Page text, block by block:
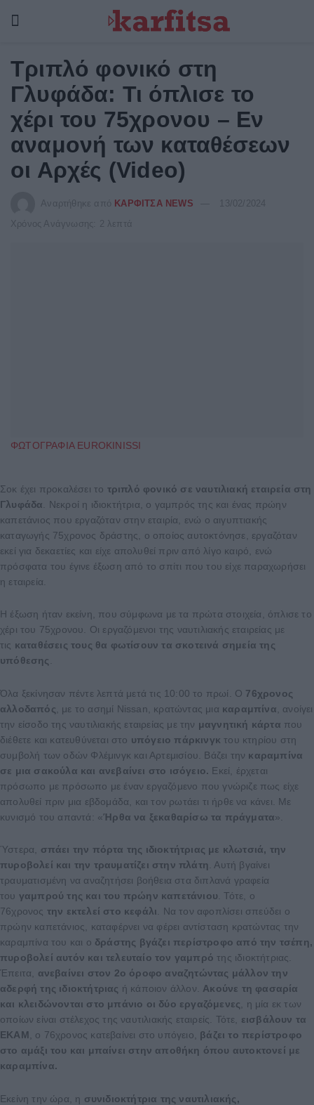
Τριπλό φονικό στη
Γλυφάδα: Τι όπλισε το
χέρι του 75χρονου – Εν
αναμονή των καταθέσεων
οι Αρχές (Video)
Αναρτήθηκε από ΚΑΡΦΙΤΣΑ NEWS
13/02/2024
Χρόνος Ανάγνωσης: 2 λεπτά
ΦΩΤΟΓΡΑΦΙΑ EUROKINISSI
Σοκ έχει προκαλέσει το τριπλό φονικό σε ναυτιλιακή εταιρεία στη
Γλυφάδα . Νεκροί η ιδιοκτήτρια, ο γαμπρός της και ένας πρώην
καπετάνιος που εργαζόταν στην εταιρία, ενώ ο αιγυπτιακής
καταγωγής 75χρονος δράστης, ο οποίος αυτοκτόνησε, εργαζόταν
εκεί για δεκαετίες και είχε απολυθεί πριν από λίγο καιρό, ενώ
πρόσφατα του έγινε έξωση από το σπίτι που του είχε παραχωρήσει
η εταιρεία.
Η έξωση ήταν εκείνη, που σύμφωνα με τα πρώτα στοιχεία, όπλισε το
χέρι του 75χρονου. Οι εργαζόμενοι της ναυτιλιακής εταιρείας με
τις καταθέσεις τους θα φωτίσουν τα σκοτεινά σημεία της
υπόθεσης.
Όλα ξεκίνησαν πέντε λεπτά μετά τις 10:00 το πρωί. Ο 76χρονος
αλλοδαπός , με το ασημί Nissan, κρατώντας μια καραμπίνα , ανοίγει
την είσοδο της ναυτιλιακής εταιρείας με την μαγνητική κάρτα που
διέθετε και κατευθύνεται στο υπόγειο πάρκινγκ του κτηρίου στη
συμβολή των οδών Φλέμινγκ και Αρτεμισίου. Βάζει την καραμπίνα
σε μια σακούλα και ανεβαίνει στο ισόγειο. Εκεί, έρχεται
πρόσωπο με πρόσωπο με έναν εργαζόμενο που γνώριζε πως είχε
απολυθεί πριν μια εβδομάδα, και τον ρωτάει τι ήρθε να κάνει. Με
κυνισμό του απαντά: «Ήρθα να ξεκαθαρίσω τα πράγματα».
Ύστερα, σπάει την πόρτα της ιδιοκτήτριας με κλωτσιά, την
πυροβολεί και την τραυματίζει στην πλάτη. Αυτή βγαίνει
τραυματισμένη να αναζητήσει βοήθεια στα διπλανά γραφεία
του γαμπρού της και του πρώην καπετάνιου. Τότε, ο
76χρονος την εκτελεί στο κεφάλι. Να τον αφοπλίσει σπεύδει ο
πρώην καπετάνιος, καταφέρνει να φέρει αντίσταση κρατώντας την
καραμπίνα του και ο δράστης βγάζει περίστροφο από την τσέπη,
πυροβολεί αυτόν και τελευταίο τον γαμπρό της ιδιοκτήτριας.
Έπειτα, ανεβαίνει στον 2ο όροφο αναζητώντας μάλλον την
αδερφή της ιδιοκτήτριας ή κάποιον άλλον. Ακούνε τη φασαρία
και κλειδώνονται στο μπάνιο οι δύο εργαζόμενες , η μία εκ των
οποίων είναι στέλεχος της ναυτιλιακής εταιρείς. Τότε, εισβάλουν τα
ΕΚΑΜ , ο 76χρονος κατεβαίνει στο υπόγειο, βάζει το περίστροφο
στο αμάξι του και μπαίνει στην αποθήκη όπου αυτοκτονεί με
καραμπίνα.
Εκείνη την ώρα, η συνιδιοκτήτρια της ναυτιλιακής,